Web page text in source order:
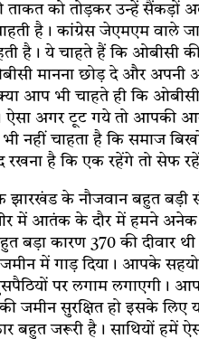
को तोड़कर उन्हें सैंकड़ों
है। कांग्रेस जेएमएम वाले
है। ये चाहते हैं कि ओबीसी
मानना छोड़ दे और अपनी
आप भी चाहते ही कि
ऐसा अगर टूट गये तो आपकी
भी नहीं चाहता है कि समाज
रखना है कि एक रहेंगे तो सेफ
झारखंड के नौजवान बहुत बड़ी
में आतंक के दौर में हमने अनेक
बड़ा कारण 370 की दीवार
जमीन में गाड़ दिया। आपके
पर लगाम लगाएगी।
जमीन सुरक्षित हो इसके लिए
बहुत जरूरी है। साथियों हमें